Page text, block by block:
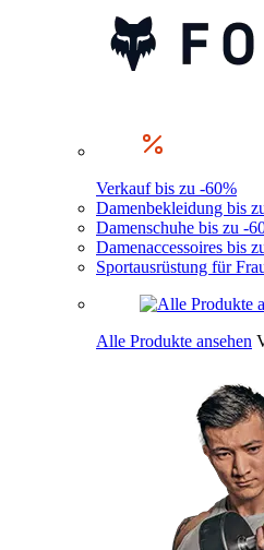
Verkauf bis zu -60%
Damenbekleidung bis
Damenschuhe bis zu -
Damenaccessoires bis
Sportausrüstung für
Alle Produkte ansehen